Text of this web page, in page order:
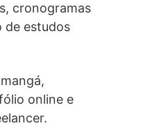
cronogramas
de estudos
online e